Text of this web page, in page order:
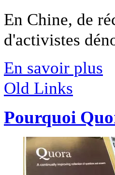
En Chine, de
d'activistes
En savoir plus
Old Links
Pourquoi